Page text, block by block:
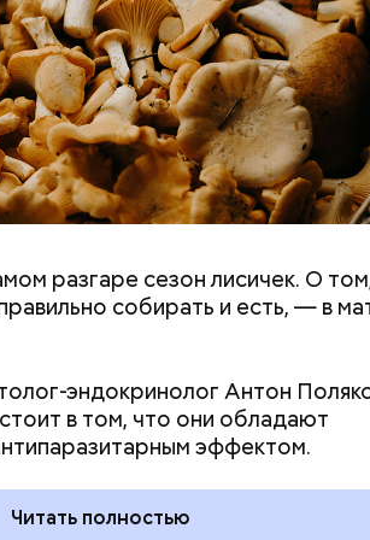
разгаре сезон лисичек. О
собирать и есть, — в
эндокринолог Антон
в том, что они обладают
эффектом.
Читать полностью
(маленькой и средней) около
нескольких минут, отметил